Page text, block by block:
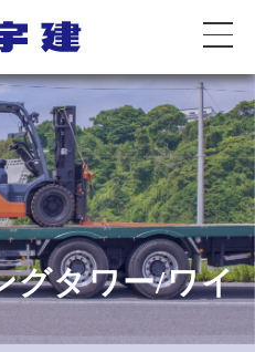
グタワー/ワイ